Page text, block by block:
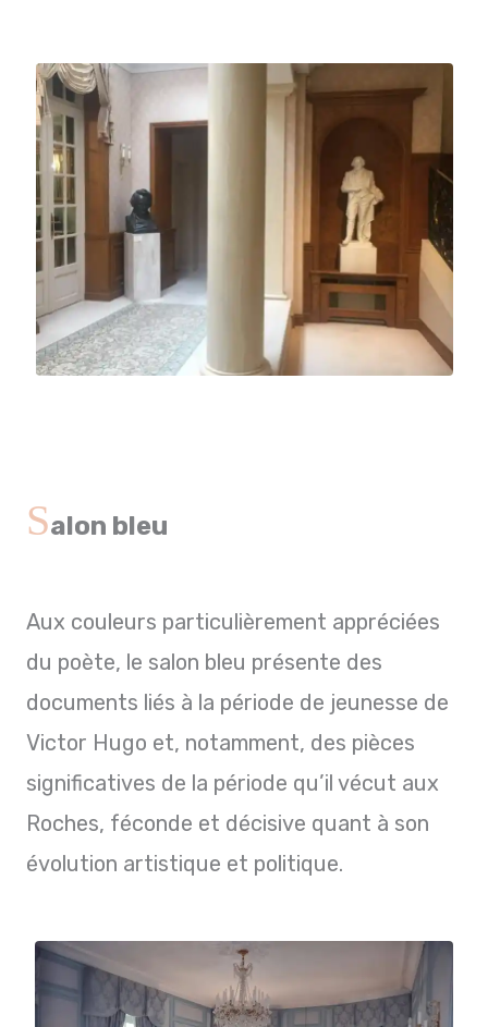
Salon bleu
Aux couleurs particulièrement appréciées
du poète, le salon bleu présente des
documents liés à la période de jeunesse de
Victor Hugo et, notamment, des pièces
significatives de la période qu’il vécut aux
Roches, féconde et décisive quant à son
évolution artistique et politique.